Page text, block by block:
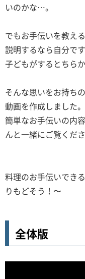
いのかな…。
でもお手伝いを教え
説明するなら自分で
子どもがするとちら
そんな思いをお持ち
動画を作成しました。
簡単なお手伝いの内
んと一緒にご覧くださ
料理のお手伝いでき
りもどそう！〜
全体版